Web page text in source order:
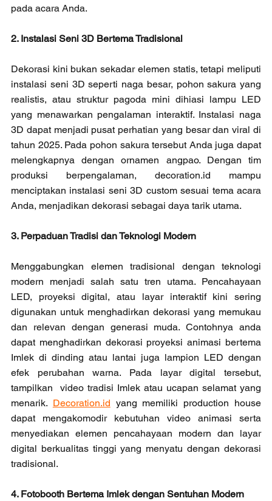
pada acara Anda.
2. Instalasi Seni 3D Bertema Tradisional
Dekorasi kini bukan sekadar elemen statis, tetapi meliputi
instalasi seni 3D seperti naga besar, pohon sakura yang
realistis, atau struktur pagoda mini dihiasi lampu LED
yang menawarkan pengalaman interaktif. Instalasi naga
3D dapat menjadi pusat perhatian yang besar dan viral di
tahun 2025. Pada pohon sakura tersebut Anda juga dapat
melengkapnya dengan ornamen angpao. Dengan tim
produksi berpengalaman, decoration.id mampu
menciptakan instalasi seni 3D custom sesuai tema acara
Anda, menjadikan dekorasi sebagai daya tarik utama.
3. Perpaduan Tradisi dan Teknologi Modern
Menggabungkan elemen tradisional dengan teknologi
modern menjadi salah satu tren utama. Pencahayaan
LED, proyeksi digital, atau layar interaktif kini sering
digunakan untuk menghadirkan dekorasi yang memukau
dan relevan dengan generasi muda. Contohnya anda
dapat menghadirkan dekorasi proyeksi animasi bertema
Imlek di dinding atau lantai juga lampion LED dengan
efek perubahan warna. Pada layar digital tersebut,
tampilkan  video tradisi Imlek atau ucapan selamat yang
menarik. Decoration.id yang memiliki production house
dapat mengakomodir kebutuhan video animasi serta
menyediakan elemen pencahayaan modern dan layar
digital berkualitas tinggi yang menyatu dengan dekorasi
tradisional.
4. Fotobooth Bertema Imlek dengan Sentuhan Modern